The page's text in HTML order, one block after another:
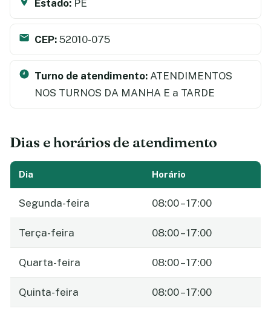
Estado: PE
CEP: 52010-075
Turno de atendimento: ATENDIMENTOS
NOS TURNOS DA MANHA E a TARDE
Dias e horários de atendimento
Dia Horário
Segunda-feira 08:00 – 17:00
Terça-feira 08:00 – 17:00
Quarta-feira 08:00 – 17:00
Quinta-feira 08:00 – 17:00